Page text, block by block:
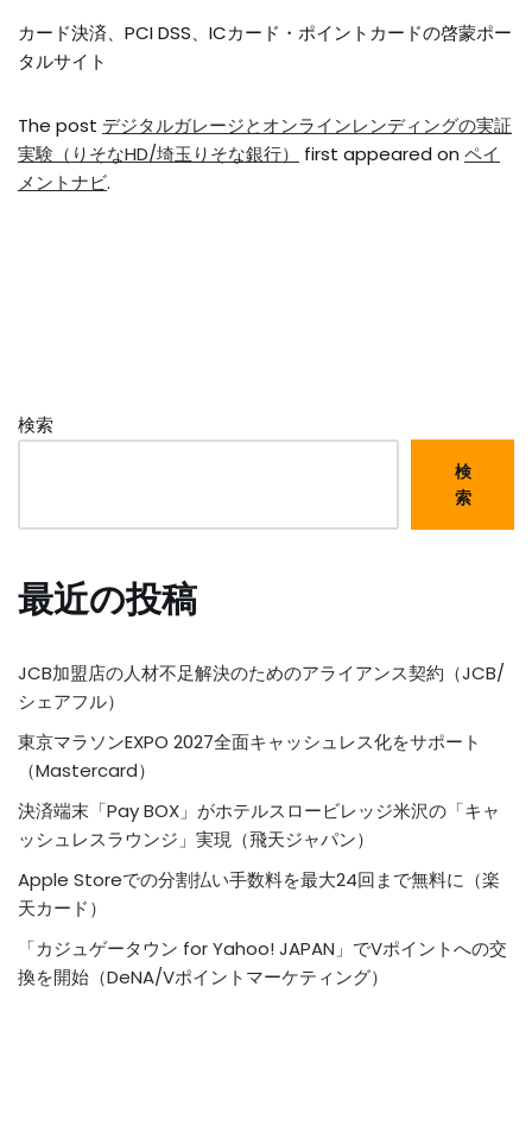
カード決済、PCI DSS、ICカード・ポイントカードの啓蒙ポー
タルサイト
The post デジタルガレージとオンラインレンディングの実証
実験（りそなHD/埼玉りそな銀行）
first appeared on ペイ
メントナビ.
検索
検
索
最近の投稿
JCB加盟店の人材不足解決のためのアライアンス契約（JCB/
シェアフル）
東京マラソンEXPO 2027全面キャッシュレス化をサポート
（Mastercard）
決済端末「Pay BOX」がホテルスロービレッジ米沢の「キャ
ッシュレスラウンジ」実現（飛天ジャパン）
Apple Storeでの分割払い手数料を最大24回まで無料に（楽
天カード）
「カジュゲータウン for Yahoo! JAPAN」でVポイントへの交
換を開始（DeNA/Vポイントマーケティング）